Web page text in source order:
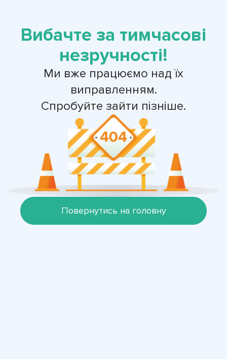
Вибачте за тимчасові
незручності!
Ми вже працюємо над їх
виправленням.
Спробуйте зайти пізніше.
Повернутись на головну